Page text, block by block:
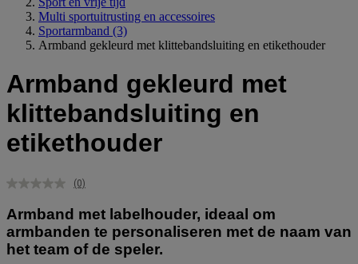
Multi sportuitrusting en accessoires
Sportarmband (3)
Armband gekleurd met klittebandsluiting en etikethouder
Armband gekleurd met
klittebandsluiting en
etikethouder
Geen
Dezelfde
paginalink.
(0)
Armband met labelhouder, ideaal om
armbanden te personaliseren met de naam van
het team of de speler.